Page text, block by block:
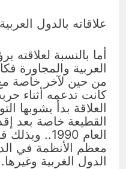
علاقاته بالدول
أما بالنسبة لعلاقته
العربية والمجاورة
من حين لآخر خاصة
كانت تدعمه أثناء
العلاقة بدأ يشوبها
القطيعة خاصة بعد
العام
معظم الأنظمة في
الدول الغربية وغيرها.